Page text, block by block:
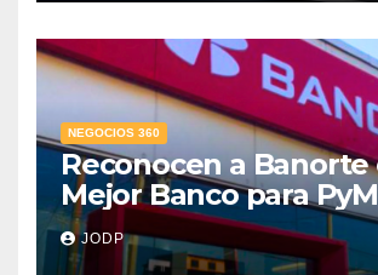
NEGOCIOS 360
Reconocen a Banorte
Mejor Banco para
supera 14% del
crediticio
JODP